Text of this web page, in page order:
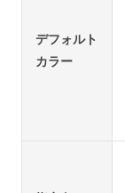
デフォルト
カラー